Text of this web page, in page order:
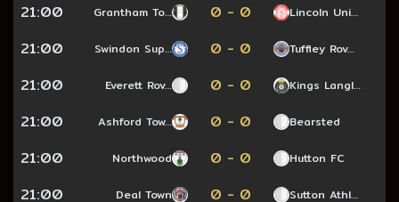
21:00 Grantham To… 0 - 0 Lincoln Uni…
21:00 Swindon Sup… 0 - 0 Tuffley Rov…
21:00 Everett Rov… 0 - 0 Kings Langl…
21:00 Ashford Tow… 0 - 0 Bearsted
21:00 Northwood 0 - 0 Hutton FC
21:00 Deal Town 0 - 0 Sutton Athl…